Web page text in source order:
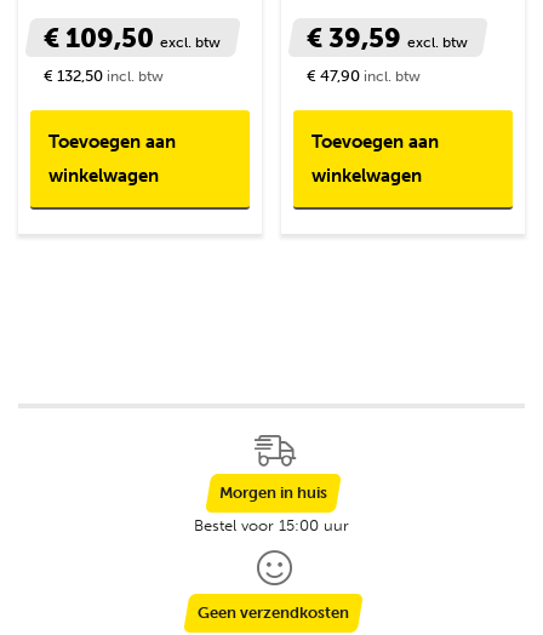
€ 109,50 excl. btw
€ 132,50 incl. btw
Toevoegen aan
winkelwagen
€ 39,59excl. btw
€ 47,90 incl. btw
Toevoegen aan
winkelwagen
Morgen in huis
Bestel voor 15:00 uur
Geen verzendkosten